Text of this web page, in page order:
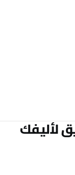
لأليفك